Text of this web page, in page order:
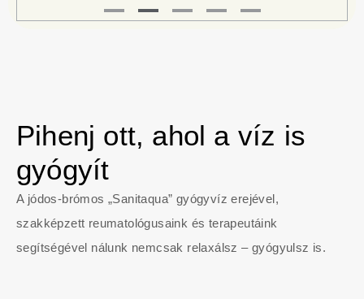
Pihenj ott, ahol a víz is
gyógyít
A jódos-brómos „Sanitaqua” gyógyvíz erejével,
szakképzett reumatológusaink és terapeutáink
segítségével nálunk nemcsak relaxálsz – gyógyulsz is.